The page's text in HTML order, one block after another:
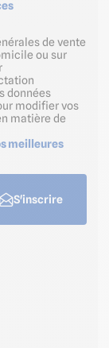
de vente
ou sur
données
modifier vos
matière de
meilleures
S'inscrire